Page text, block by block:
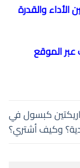
الأداء والقدرة
عبر الموقع
كبسول في
وكيف أشتري؟